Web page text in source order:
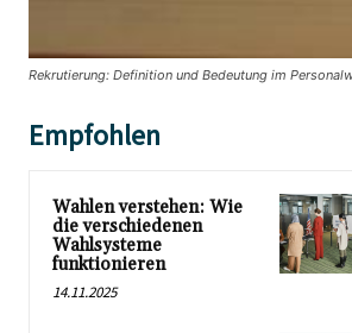
Rekrutierung: Definition und Bedeutung im
Empfohlen
Wahlen verstehen: Wie
die verschiedenen
Wahlsysteme
funktionieren
14.11.2025